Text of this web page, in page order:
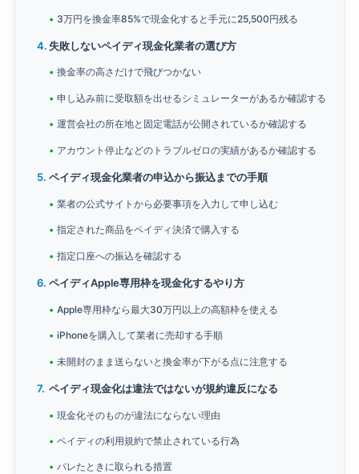
3万円を換金率85%で現金化すると手元に25,500円残る
失敗しないペイディ現金化業者の選び方
換金率の高さだけで飛びつかない
申し込み前に受取額を出せるシミュレーターがあるか確認する
運営会社の所在地と固定電話が公開されているか確認する
アカウント停止などのトラブルゼロの実績があるか確認する
ペイディ現金化業者の申込から振込までの手順
業者の公式サイトから必要事項を入力して申し込む
指定された商品をペイディ決済で購入する
指定口座への振込を確認する
ペイディApple専用枠を現金化するやり方
Apple専用枠なら最大30万円以上の高額枠を使える
iPhoneを購入して業者に売却する手順
未開封のまま送らないと換金率が下がる点に注意する
ペイディ現金化は違法ではないが規約違反になる
現金化そのものが違法にならない理由
ペイディの利用規約で禁止されている行為
バレたときに取られる措置